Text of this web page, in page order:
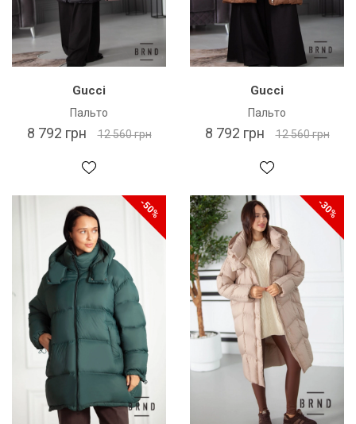
Gucci
Пальто
8 792 грн 12 560 грн
Gucci
Пальто
8 792 грн 12 560 грн
-50% -30%